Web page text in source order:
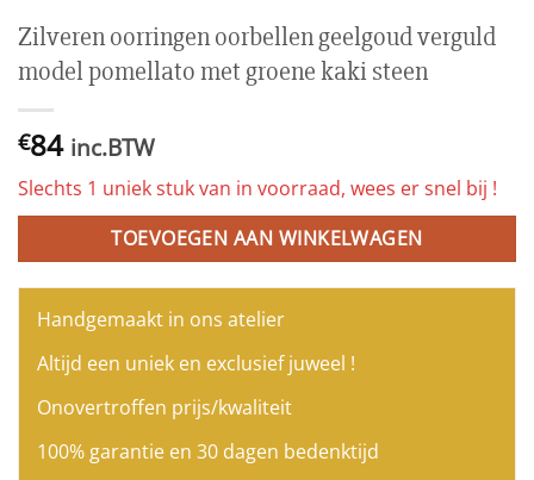
Zilveren oorringen oorbellen geelgoud verguld
model pomellato met groene kaki steen
€84 inc.BTW
Slechts 1 uniek stuk van in voorraad, wees er snel bij !
TOEVOEGEN AAN WINKELWAGEN
Handgemaakt in ons atelier
Altijd een uniek en exclusief juweel !
Onovertroffen prijs/kwaliteit
100% garantie en 30 dagen bedenktijd